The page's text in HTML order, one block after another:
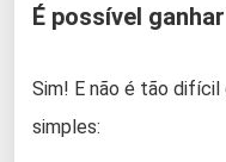
É possível
Sim! E não é tão difícil
simples: